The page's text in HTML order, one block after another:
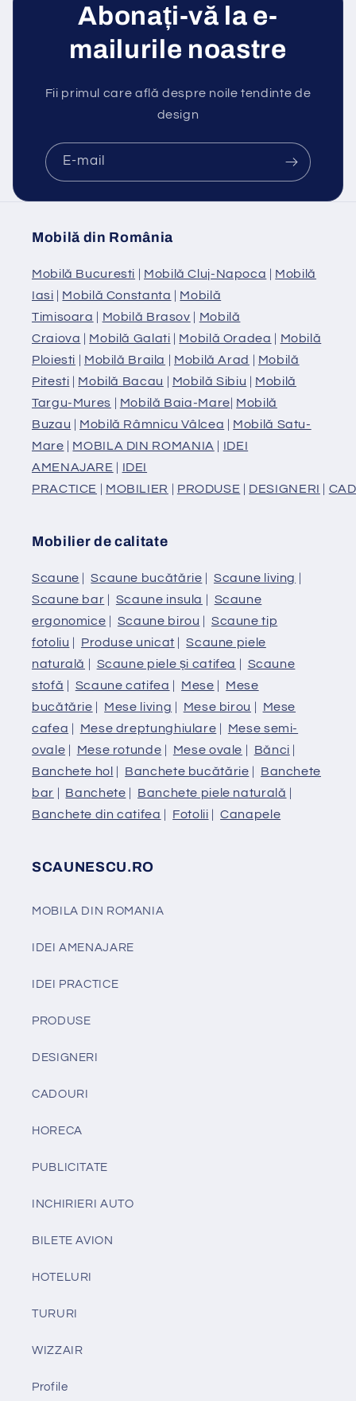
Abonați-vă la e-
mailurile noastre
Fii primul care află despre noile tendinte de
design
E-mail
Mobilă din România
Mobilă Bucuresti | Mobilă Cluj-Napoca | Mobilă
Iasi | Mobilă Constanta | Mobilă
Timisoara | Mobilă Brasov | Mobilă
Craiova | Mobilă Galati | Mobilă Oradea | Mobilă
Ploiesti | Mobilă Braila | Mobilă Arad | Mobilă
Pitesti | Mobilă Bacau | Mobilă Sibiu | Mobilă
Targu-Mures | Mobilă Baia-Mare| Mobilă
Buzau | Mobilă Râmnicu Vâlcea | Mobilă Satu-
Mare | MOBILA DIN ROMANIA | IDEI
AMENAJARE | IDEI
PRACTICE | MOBILIER | PRODUSE | DESIGNERI |
Mobilier de calitate
Scaune |Scaune bucătărie | Scaune living |
Scaune bar | Scaune insula | Scaune
ergonomice | Scaune birou | Scaune tip
fotoliu | Produse unicat |Scaune piele
naturală | Scaune piele și catifea | Scaune
stofă | Scaune catifea | Mese | Mese
bucătărie | Mese living | Mese birou | Mese
cafea | Mese dreptunghiulare | Mese semi-
ovale | Mese rotunde | Mese ovale | Bănci |
Banchete hol | Banchete bucătărie | Banchete
bar | Banchete | Banchete piele naturală |
Banchete din catifea | Fotolii |Canapele
SCAUNESCU.RO
MOBILA DIN ROMANIA
IDEI AMENAJARE
IDEI PRACTICE
PRODUSE
DESIGNERI
CADOURI
HORECA
PUBLICITATE
INCHIRIERI AUTO
BILETE AVION
HOTELURI
TURURI
WIZZAIR
Profile